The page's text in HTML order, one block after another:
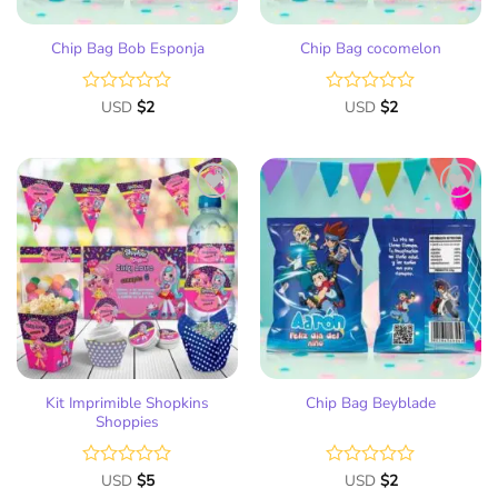
Chip Bag Bob Esponja
Valorado
de
5
USD $2
Chip Bag cocomelon
Valorado
de
5
USD $2
Añadir
a la
lista
de
deseos
Kit Imprimible Shopkins
Shoppies
Valorado
USD $5
Añadir
a la
lista
de
deseos
Chip Bag Beyblade
Valorado
USD $2